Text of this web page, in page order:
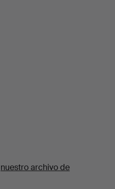
nuestro archivo de